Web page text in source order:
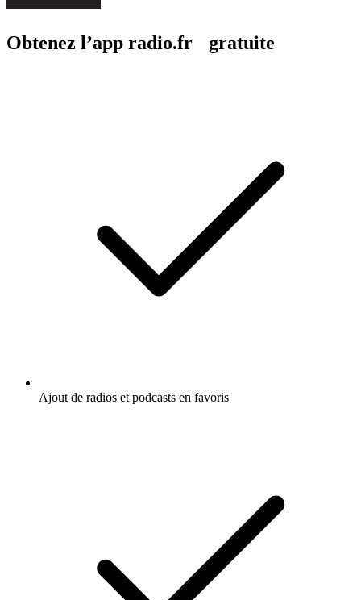
Obtenez l’app radio.fr gratuite
Ajout de radios et podcasts en favoris